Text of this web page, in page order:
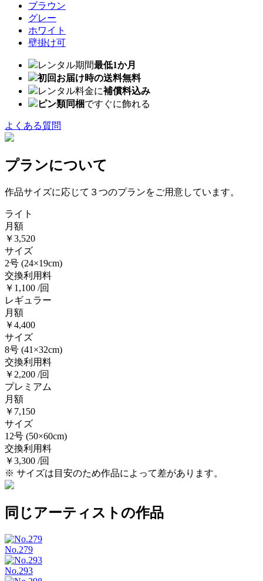
ブラウン
グレー
ホワイト
壁掛け可
レンタル期間最低1か月
初回お届け時の送料無料
レンタル料金に補償料込み
ピン類同梱ですぐに飾れる
よくある質問
プランについて
作品サイズに応じて３つのプランをご用意しています。
ライト
月額
￥3,520
サイズ
2号 (24×19cm)
交換利用料
￥1,100 /回
レギュラー
月額
￥4,400
サイズ
8号 (41×32cm)
交換利用料
￥2,200 /回
プレミアム
月額
￥7,150
サイズ
12号 (50×60cm)
交換利用料
￥3,300 /回
※ サイズは目安のため作品によって差があります。
同じアーティストの作品
No.279
No.293